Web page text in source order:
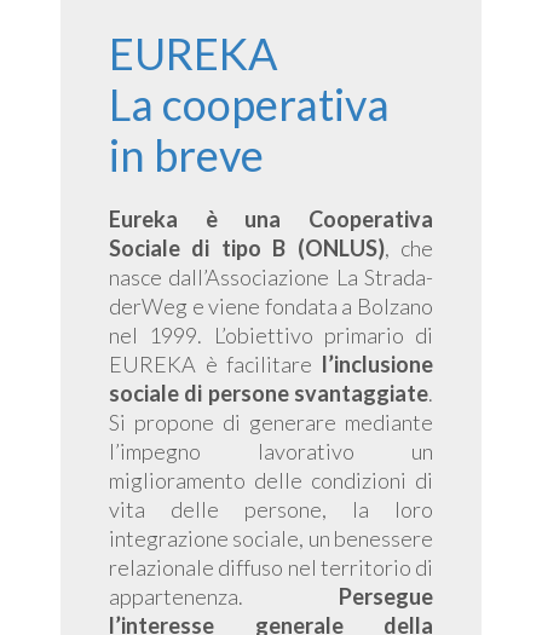
EUREKA
La cooperativa
in breve
Eureka è una Cooperativa
Sociale di tipo B (ONLUS), che
nasce dall’Associazione La Strada-
derWeg e viene fondata a Bolzano
nel 1999. L’obiettivo primario di
EUREKA è facilitare l’inclusione
sociale di persone svantaggiate.
Si propone di generare mediante
l’impegno lavorativo un
miglioramento delle condizioni di
vita delle persone, la loro
integrazione sociale, un benessere
relazionale diffuso nel territorio di
appartenenza. Persegue
l’interesse generale della